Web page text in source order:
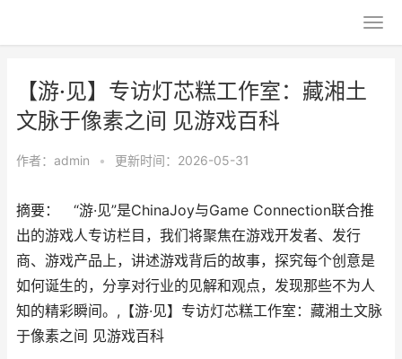
【游·见】专访灯芯糕工作室：藏湘土
文脉于像素之间 见游戏百科
作者： admin • 更新时间：2026-05-31
摘要： “游·见”是ChinaJoy与Game Connection联合推
出的游戏人专访栏目，我们将聚焦在游戏开发者、发行
商、游戏产品上，讲述游戏背后的故事，探究每个创意是
如何诞生的，分享对行业的见解和观点，发现那些不为人
知的精彩瞬间。,【游·见】专访灯芯糕工作室：藏湘土文脉
于像素之间 见游戏百科